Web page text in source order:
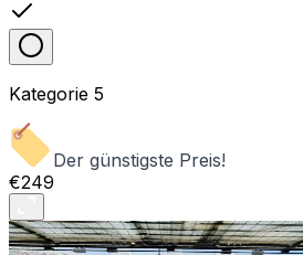
Kategorie 5
Der günstigste Preis!
€249